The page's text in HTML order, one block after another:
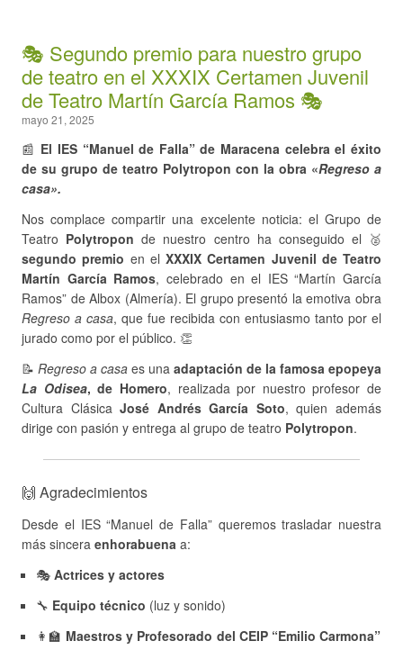
🎭 Segundo premio para nuestro grupo
de teatro en el XXXIX Certamen Juvenil
de Teatro Martín García Ramos 🎭
mayo 21, 2025
📰 El IES “Manuel de Falla” de Maracena celebra el éxito
de su grupo de teatro Polytropon con la obra «Regreso a
casa».
Nos complace compartir una excelente noticia: el Grupo de
Teatro Polytropon de nuestro centro ha conseguido el 🥈
segundo premio en el XXXIX Certamen Juvenil de Teatro
Martín García Ramos, celebrado en el IES “Martín García
Ramos” de Albox (Almería). El grupo presentó la emotiva obra
Regreso a casa, que fue recibida con entusiasmo tanto por el
jurado como por el público. 👏
📝 Regreso a casa es una adaptación de la famosa epopeya
La Odisea, de Homero, realizada por nuestro profesor de
Cultura ClásicaJosé Andrés García Soto, quien además
dirige con pasión y entrega al grupo de teatro Polytropon.
🙌 Agradecimientos
Desde el IES “Manuel de Falla” queremos trasladar nuestra
más sincera enhorabuena a:
🎭 Actrices y actores
🔧 Equipo técnico (luz y sonido)
👩‍🏫 Maestros y Profesorado del CEIP “Emilio Carmona”